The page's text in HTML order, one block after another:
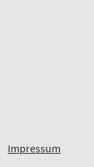
Impressum